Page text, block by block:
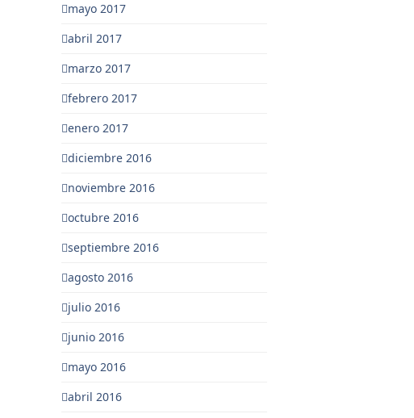
mayo 2017
abril 2017
marzo 2017
febrero 2017
enero 2017
diciembre 2016
noviembre 2016
octubre 2016
septiembre 2016
agosto 2016
julio 2016
junio 2016
mayo 2016
abril 2016